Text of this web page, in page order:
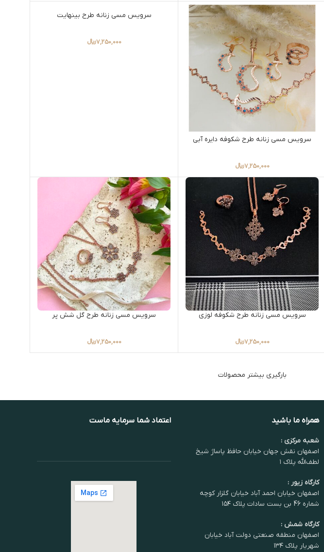
سرویس مسی زنانه طرح شکوفه دایره آبی
7,250,000﷼
سرویس مسی زنانه طرح بینهایت
7,250,000﷼
سرویس مسی زنانه طرح شکوفه لوزی
7,250,000﷼
سرویس مسی زنانه طرح گل شش پر
7,250,000﷼
بارگیری بیشتر محصولات
همراه ما باشید
شعبه مرکزی :
اصفهان نقش جهان خیابان حافظ پاساژ شیخ
لطف‌الله پلاک ۱
کارگاه زیور :
اصفهان خیابان احمد آباد خیابان گلزار کوچه
شماره 46 بن بست سادات پلاک ۱۵۴
کارگاه شمش :
اصفهان منطقه صنعتی دولت آباد خیابان
شهریار پلاک ۱۳۴
اعتماد شما سرمایه ماست